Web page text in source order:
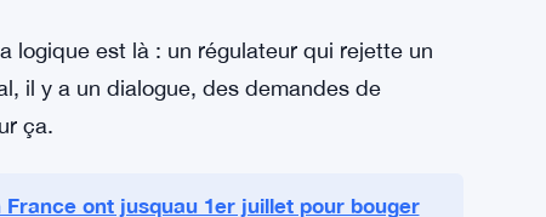
délai serré
les autorités grecques pour comprendre
qui coince — procédures internes,
comme définitif. Elle le voit plutôt comme